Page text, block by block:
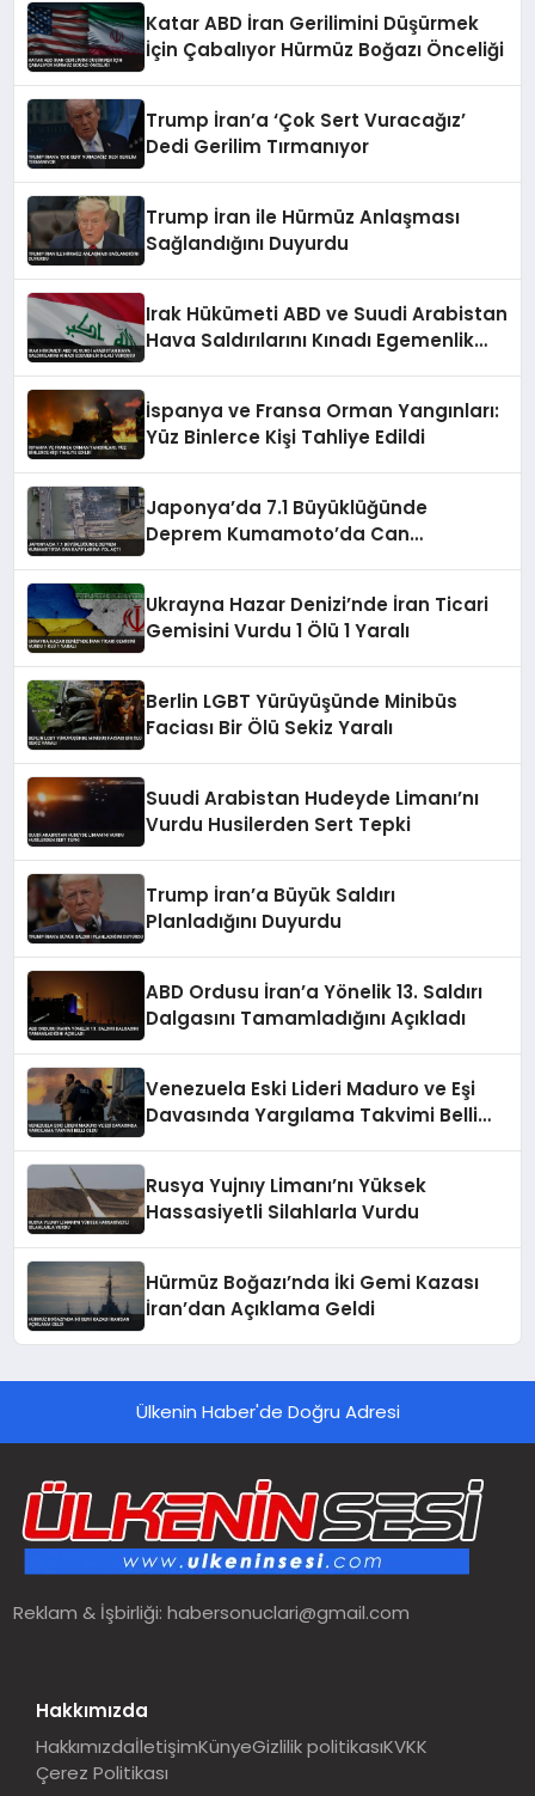
Katar ABD İran Gerilimini Düşürmek
İçin Çabalıyor Hürmüz Boğazı Önceliği
Trump İran’a ‘Çok Sert Vuracağız’
Dedi Gerilim Tırmanıyor
Trump İran ile Hürmüz Anlaşması
Sağlandığını Duyurdu
Irak Hükümeti ABD ve Suudi Arabistan
Hava Saldırılarını Kınadı Egemenlik
İspanya ve Fransa Orman Yangınları:
Yüz Binlerce Kişi Tahliye Edildi
Japonya’da 7.1 Büyüklüğünde
Deprem Kumamoto’da Can
Ukrayna Hazar Denizi’nde İran Ticari
Gemisini Vurdu 1 Ölü 1 Yaralı
Berlin LGBT Yürüyüşünde Minibüs
Faciası Bir Ölü Sekiz Yaralı
Suudi Arabistan Hudeyde Limanı’nı
Vurdu Husilerden Sert Tepki
Trump İran’a Büyük Saldırı
Planladığını Duyurdu
ABD Ordusu İran’a Yönelik 13. Saldırı
Dalgasını Tamamladığını Açıkladı
Venezuela Eski Lideri Maduro ve Eşi
Davasında Yargılama Takvimi Belli
Rusya Yujnıy Limanı’nı Yüksek
Hassasiyetli Silahlarla Vurdu
Hürmüz Boğazı’nda İki Gemi Kazası
İran’dan Açıklama Geldi
Ülkenin Haber'de Doğru Adresi
Reklam & İşbirliği:habersonuclari@gmail.com
Hakkımızda
HakkımızdaİletişimKünyeGizlilik politikasıKVKK
Çerez Politikası